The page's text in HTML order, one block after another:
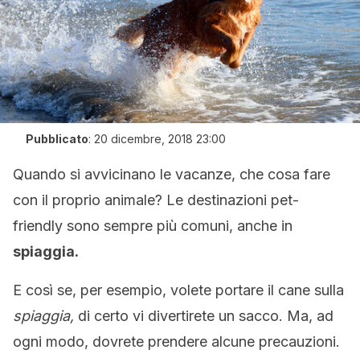
Pubblicato: 20 dicembre, 2018 23:00
Quando si avvicinano le vacanze, che cosa fare
con il proprio animale? Le destinazioni pet-
friendly sono sempre più comuni, anche in
spiaggia.
E così se, per esempio, volete portare il cane sulla
spiaggia, di certo vi divertirete un sacco. Ma, ad
ogni modo, dovrete prendere alcune precauzioni.